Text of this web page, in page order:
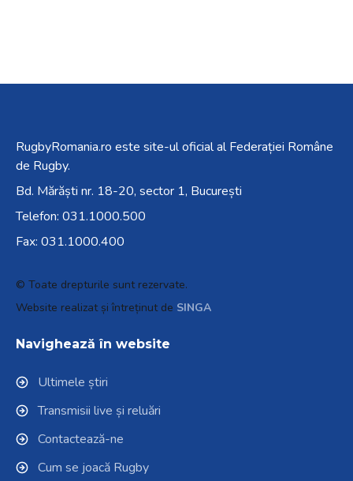
RugbyRomania.ro este site-ul oficial al Federației Române
de Rugby.
Bd. Mărăști nr. 18-20, sector 1, București
Telefon: 031.1000.500
Fax: 031.1000.400
© Toate drepturile sunt rezervate.
Website realizat și întreținut de SINGA
Navighează în website
Ultimele știri
Transmisii live și reluări
Contactează-ne
Cum se joacă Rugby